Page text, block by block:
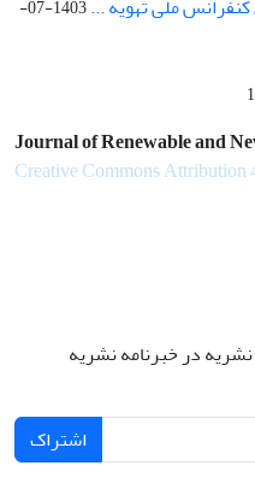
ملی تهویه ...
1403-07-
Journal of Renewable and
Creative Commons Attribution
در خبرنامه نشریه
اشتراک